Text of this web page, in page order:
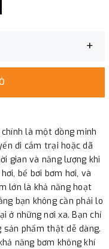
+
là một đồng minh
đi cắm trại hoặc dã
gian và năng lượng khi
bể bơi bơm hơi, và
lớn là khả năng hoạt
bạn không cần phải lo
ở những nơi xa. Bạn chỉ
sản phẩm thật dễ dàng.
năng bơm không khí